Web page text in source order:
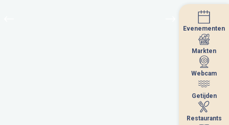
Evenementen
Markten
Webcam
Getijden
Restaurants